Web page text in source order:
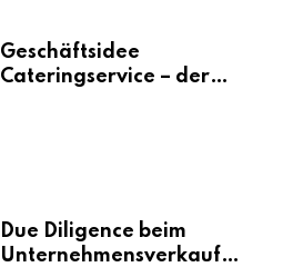
Geschäftsidee
Cateringservice – der
Due Diligence beim
Unternehmensverkauf